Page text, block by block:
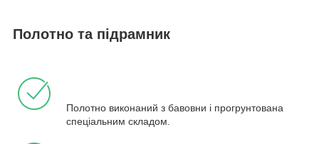
Полотно та підрамник
Полотно виконаний з бавовни і прогрунтована
спеціальним складом.